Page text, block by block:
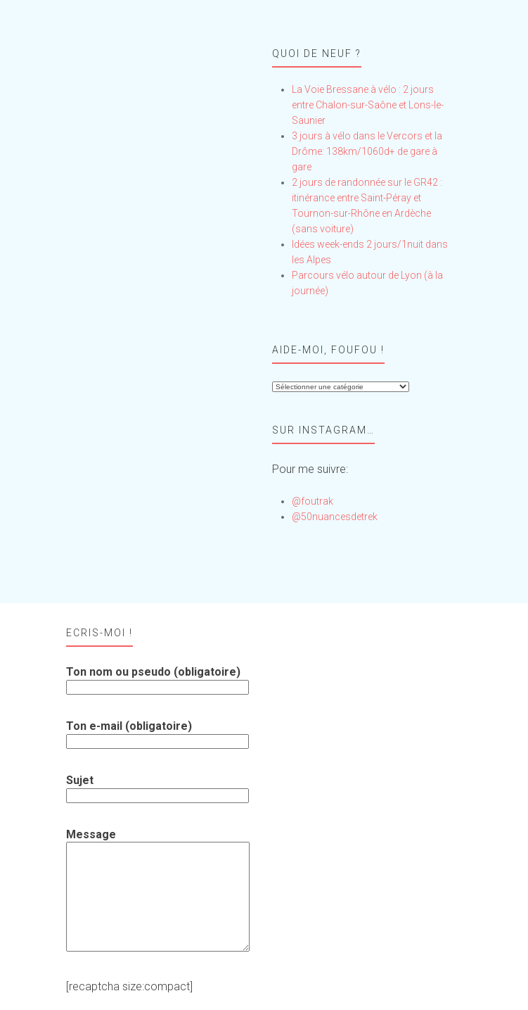
QUOI DE NEUF ?
La Voie Bressane à vélo : 2 jours
entre Chalon-sur-Saône et Lons-le-
Saunier
3 jours à vélo dans le Vercors et la
Drôme: 138km/1060d+ de gare à
gare
2 jours de randonnée sur le GR42 :
itinérance entre Saint-Péray et
Tournon-sur-Rhône en Ardèche
(sans voiture)
Idées week-ends 2 jours/1nuit dans
les Alpes
Parcours vélo autour de Lyon (à la
journée)
AIDE-MOI, FOUFOU !
Aide-
!SUR INSTAGRAM…
Pour me suivre:
@foutrak
@50nuancesdetrek
ECRIS-MOI !
Ton nom ou pseudo (obligatoire)
Ton e-mail (obligatoire)
Sujet
Message
[recaptcha size:compact]